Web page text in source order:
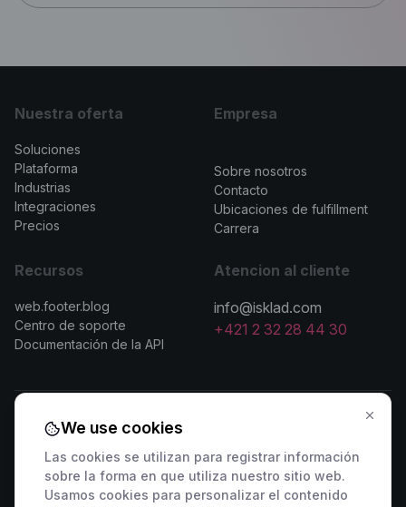
Nuestra oferta
Soluciones
Plataforma
Industrias
Integraciones
Precios
Empresa
Sobre nosotros
Contacto
Ubicaciones de fulfillment
Carrera
Recursos
web.footer.blog
Centro de soporte
Documentación de la API
Atencion al cliente
info@isklad.com
+421 2 32 28 44 30
Contactar con ventas
🇸🇰 +421 2 222 006 94
🇦🇹 +43 1 442 0203
We use cookies
Las cookies se utilizan para registrar información
sobre la forma en que utiliza nuestro sitio web.
Usamos cookies para personalizar el contenido